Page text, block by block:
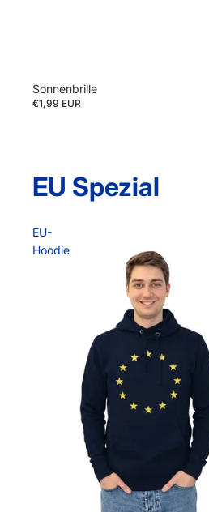
Sonnenbrille
€1,99 EUR
EU Spezial
EU-
Hoodie